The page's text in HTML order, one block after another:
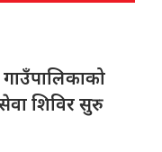
शिविर सुरु